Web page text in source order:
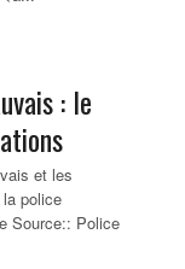
: le
et les
police
Source:: Police